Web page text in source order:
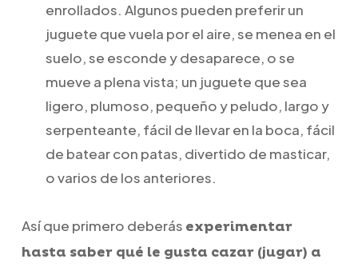
enrollados. Algunos pueden preferir un
juguete que vuela por el aire, se menea en el
suelo, se esconde y desaparece, o se
mueve a plena vista; un juguete que sea
ligero, plumoso, pequeño y peludo, largo y
serpenteante, fácil de llevar en la boca, fácil
de batear con patas, divertido de masticar,
o varios de los anteriores.
Así que primero deberás experimentar
hasta saber qué le gusta cazar (jugar) a